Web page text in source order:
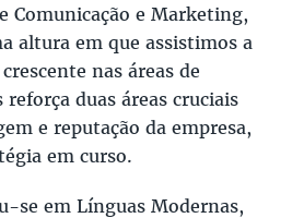
Comunicação e Marketing,
altura em que assistimos a
nas áreas de
duas áreas cruciais
e reputação da empresa,
em curso.
se em Línguas Modernas,